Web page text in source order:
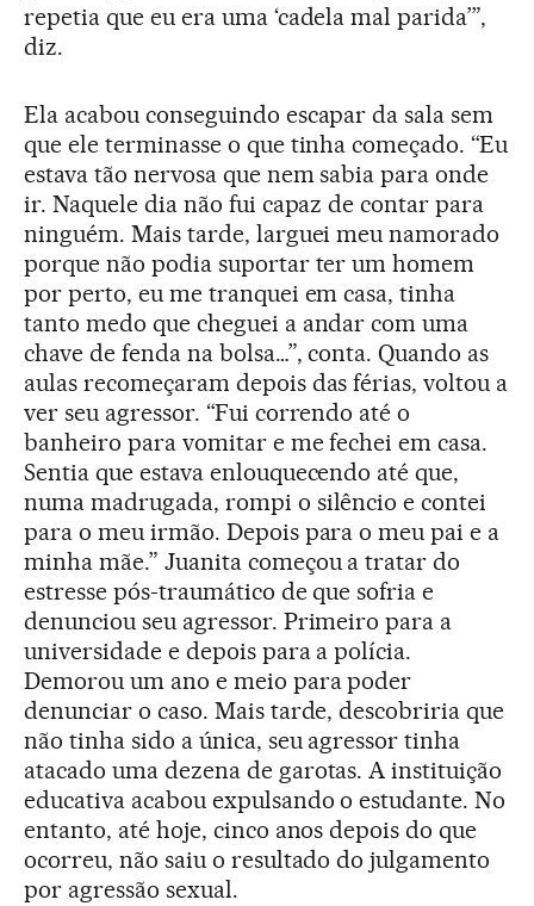
repetia que eu era uma ‘cadela mal parida’”,
diz.
Ela acabou conseguindo escapar da sala sem
que ele terminasse o que tinha começado. “Eu
estava tão nervosa que nem sabia para onde
ir. Naquele dia não fui capaz de contar para
ninguém. Mais tarde, larguei meu namorado
porque não podia suportar ter um homem
por perto, eu me tranquei em casa, tinha
tanto medo que cheguei a andar com uma
chave de fenda na bolsa…”, conta. Quando as
aulas recomeçaram depois das férias, voltou a
ver seu agressor. “Fui correndo até o
banheiro para vomitar e me fechei em casa.
Sentia que estava enlouquecendo até que,
numa madrugada, rompi o silêncio e contei
para o meu irmão. Depois para o meu pai e a
minha mãe.” Juanita começou a tratar do
estresse pós-traumático de que sofria e
denunciou seu agressor. Primeiro para a
universidade e depois para a polícia.
Demorou um ano e meio para poder
denunciar o caso. Mais tarde, descobriria que
não tinha sido a única, seu agressor tinha
atacado uma dezena de garotas. A instituição
educativa acabou expulsando o estudante. No
entanto, até hoje, cinco anos depois do que
ocorreu, não saiu o resultado do julgamento
por agressão sexual.